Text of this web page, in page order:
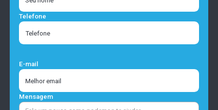
Telefone
E-mail
Mensagem